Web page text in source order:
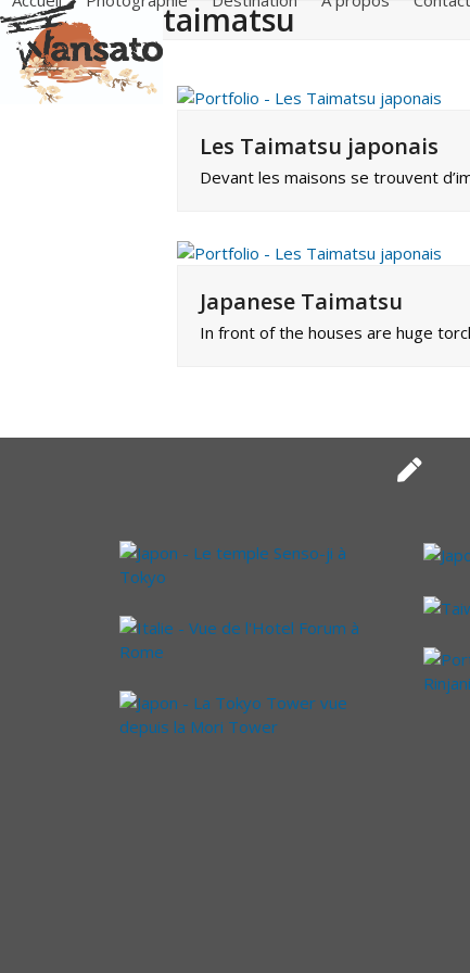
Skip
to
content
taimatsu
Les Taimatsu japonais
Devant les maisons se trouvent
Japanese Taimatsu
In front of the houses are huge